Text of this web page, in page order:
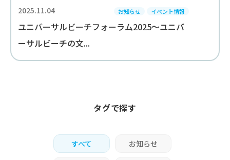
2025.11.04 お知らせ イベント情報
ユニバーサルビーチフォーラム2025～ユニバ
ーサルビーチの文...
タグで探す
すべて お知らせ